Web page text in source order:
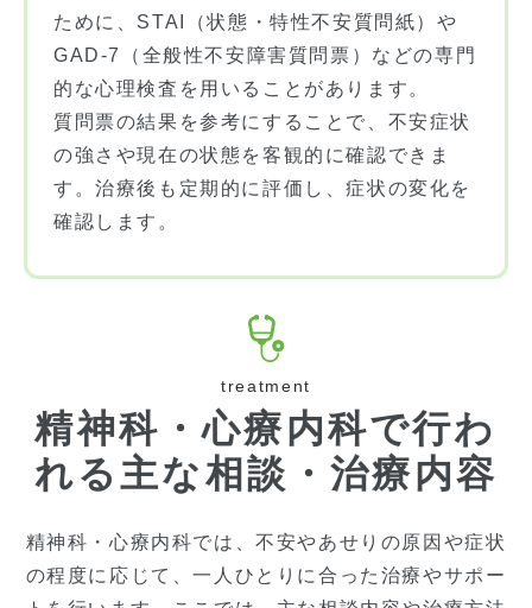
ために、STAI（状態・特性不安質問紙）や
GAD-7（全般性不安障害質問票）などの専門
的な心理検査を用いることがあります。
質問票の結果を参考にすることで、不安症状
の強さや現在の状態を客観的に確認できま
す。治療後も定期的に評価し、症状の変化を
確認します。
treatment
精神科・心療内科で行わ
れる主な相談・治療内容
精神科・心療内科では、不安やあせりの原因や症状
の程度に応じて、一人ひとりに合った治療やサポー